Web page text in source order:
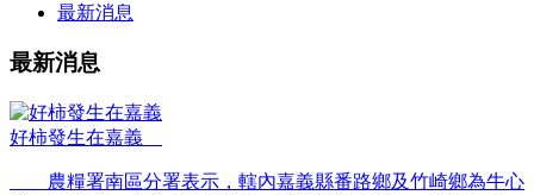
最新消息
最新消息
好柿發生在嘉義
農糧署南區分署表示，轄內嘉義縣番路鄉及竹崎鄉為牛心